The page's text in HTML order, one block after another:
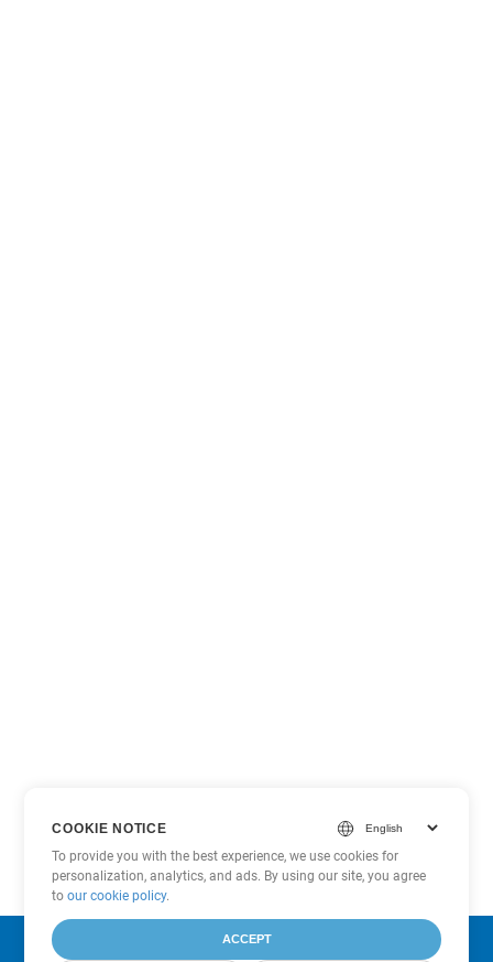
COOKIE NOTICE
To provide you with the best experience, we use cookies for
personalization, analytics, and ads. By using our site, you agree
toour cookie policy.
ACCEPT